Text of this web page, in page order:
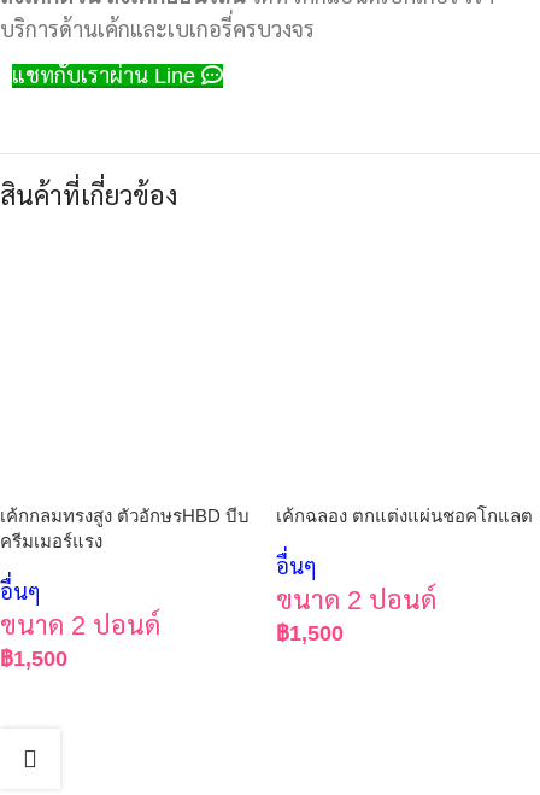
บริการด้านเค้กและเบเกอรี่ครบวงจร
แชทกับเราผ่าน Line
สินค้าที่เกี่ยวข้อง
เค้กกลมทรงสูง ตัวอักษรHBD บีบ
ครีมเมอร์แรง
อื่นๆ
ขนาด 2 ปอนด์
฿1,500
เค้กฉลอง ตกแต่งแผ่นชอคโกแลต
อื่นๆ
ขนาด 2 ปอนด์
฿1,500